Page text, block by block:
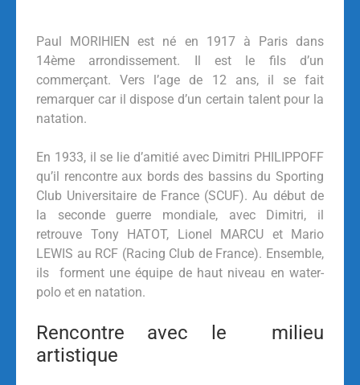
Paul MORIHIEN est né en 1917 à Paris dans
14ème arrondissement. Il est le fils d’un
commerçant. Vers l’age de 12 ans, il se fait
remarquer car il dispose d’un certain talent pour la
natation.
En 1933, il se lie d’amitié avec Dimitri PHILIPPOFF
qu’il rencontre aux bords des bassins du Sporting
Club Universitaire de France (SCUF). Au début de
la seconde guerre mondiale, avec Dimitri, il
retrouve Tony HATOT, Lionel MARCU et Mario
LEWIS au RCF (Racing Club de France). Ensemble,
ils forment une équipe de haut niveau en water-
polo et en natation.
Rencontre avec le milieu
artistique